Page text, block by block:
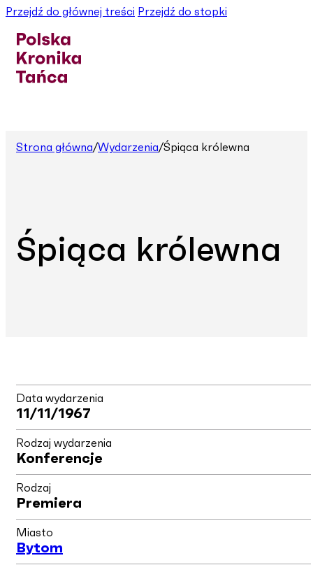
Przejdź do głównej treści Przejdź do stopki
Strona główna/Wydarzenia/Śpiąca królewna
Śpiąca królewna
Data wydarzenia
11/11/1967
Rodzaj wydarzenia
Konferencje
Rodzaj
Premiera
Miasto
Bytom